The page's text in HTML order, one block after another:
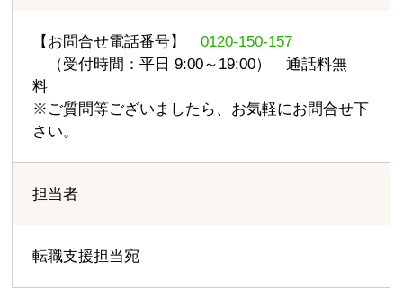
【お問合せ電話番号】0120-150-157
（受付時間：平日 9:00～19:00） 通話料無
料
※ご質問等ございましたら、お気軽にお問合せ下
さい。
担当者
転職支援担当宛